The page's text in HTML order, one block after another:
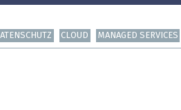
CLOUD MANAGED SERVICES